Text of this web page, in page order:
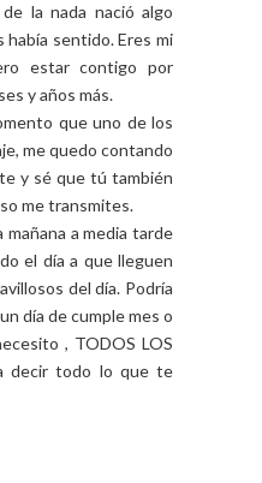
la nada nació algo
había sentido. Eres mi
estar contigo por
y años más.
que uno de los
me quedo contando
y sé que tú también
me transmites.
a media tarde
el día a que lleguen
del día. Podría
día de cumple mes o
, TODOS LOS
decir todo lo que te